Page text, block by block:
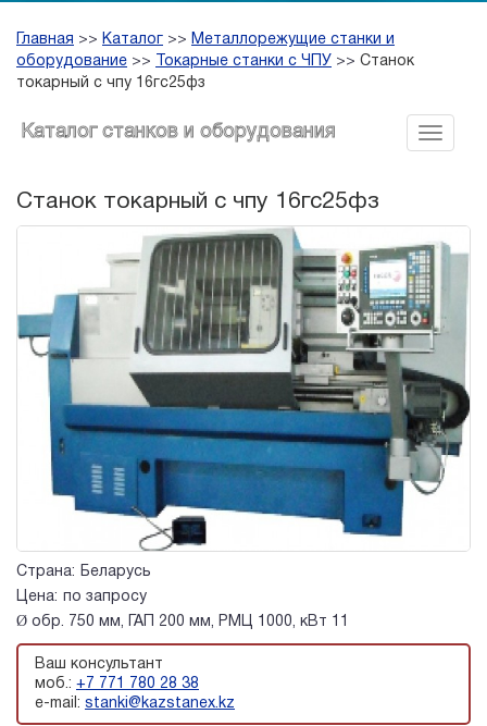
Главная >> Каталог >> Металлорежущие станки и
оборудование >> Токарные станки с ЧПУ >> Cтанок
токарный с чпу 16гс25фз
Каталог станков и оборудования
Cтанок токарный с чпу 16гс25фз
Страна:
Беларусь
Цена:
по запросу
Ø обр. 750 мм, ГАП 200 мм, РМЦ 1000, кВт 11
Ваш консультант
моб.: +7 771 780 28 38
e-mail: stanki@kazstanex.kz